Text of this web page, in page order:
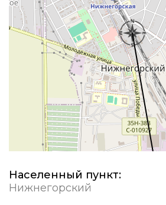
Населенный пункт:
Нижнегорский